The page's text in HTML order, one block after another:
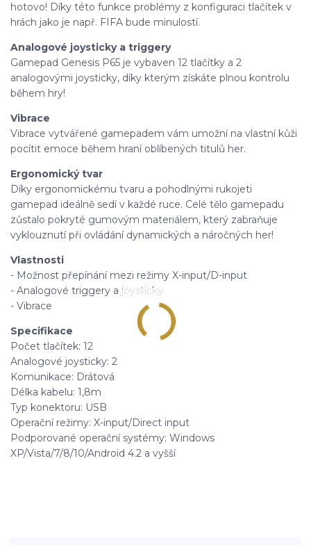
hotovo! Díky této funkce problémy z konfiguraci tlačítek v
hrách jako je např. FIFA bude minulostí.
Analogové joysticky a triggery
Gamepad Genesis P65 je vybaven 12 tlačítky a 2
analogovými joysticky, díky kterým získáte plnou kontrolu
během hry!
Vibrace
Vibrace vytvářené gamepadem vám umožní na vlastní kůži
pocítit emoce během hraní oblíbených titulů her.
Ergonomický tvar
Díky ergonomickému tvaru a pohodlnými rukojeti
gamepad ideálně sedí v každé ruce. Celé tělo gamepadu
zůstalo pokryté gumovým materiálem, který zabraňuje
vyklouznutí při ovládání dynamických a náročných her!
Vlastnosti
- Možnost přepínání mezi režimy X-input/D-input
- Analogové triggery a joysticky
- Vibrace
Specifikace
Počet tlačítek: 12
Analogové joysticky: 2
Komunikace: Drátová
Délka kabelu: 1,8m
Typ konektoru: USB
Operační režimy: X-input/Direct input
Podporované operační systémy: Windows
XP/Vista/7/8/10/Android 4.2 a vyšší